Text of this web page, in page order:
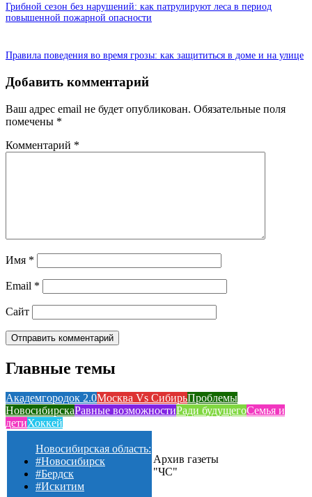
Грибной сезон без нарушений: как патрулируют леса в период
повышенной пожарной опасности
Правила поведения во время грозы: как защититься в доме и на улице
Добавить комментарий
Ваш адрес email не будет опубликован. Обязательные поля
помечены *
Комментарий *
Имя *
Email *
Сайт
Главные темы
Академгородок 2.0Москва Vs СибирьПроблемы
НовосибирскаРавные возможностиРади будущегоСемья и
детиХоккей
Новосибирская область:
#Новосибирск
#Бердск
#Искитим
Архив газеты
"ЧС"